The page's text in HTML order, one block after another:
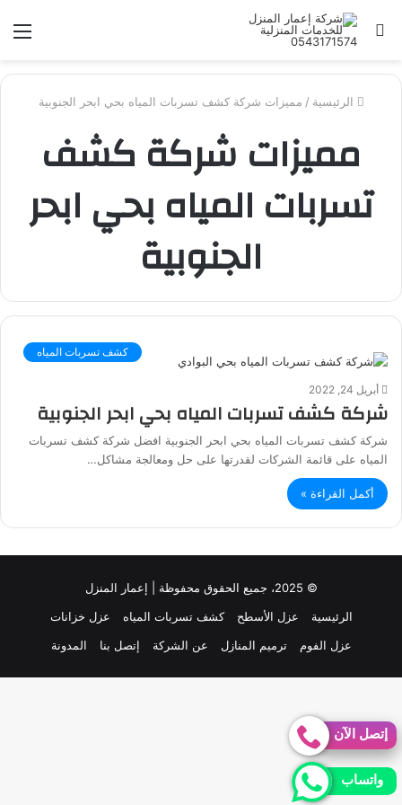
بحث
الرئيسية / مميزات شركة كشف تسربات المياه بحي ابحر الجنوبية
مميزات شركة كشف
تسربات المياه بحي ابحر
الجنوبية
كشف تسربات المياه
أبريل 24, 2022
شركة كشف تسربات المياه بحي ابحر الجنوبية
شركة كشف تسربات المياه بحي ابحر الجنوبية افضل شركة كشف تسربات
المياه على قائمة الشركات لقدرتها على حل ومعالجة مشاكل…
أكمل القراءة »
© 2025، جميع الحقوق محفوظة | إعمار المنزل
الرئيسية
عزل الأسطح كشف تسربات المياه
عزل خزانات
عزل الفوم
ترميم المنازل عن الشركة إتصل بنا المدونة
إتصل الآن
واتساب